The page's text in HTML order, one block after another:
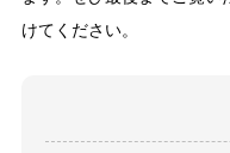
けてください。